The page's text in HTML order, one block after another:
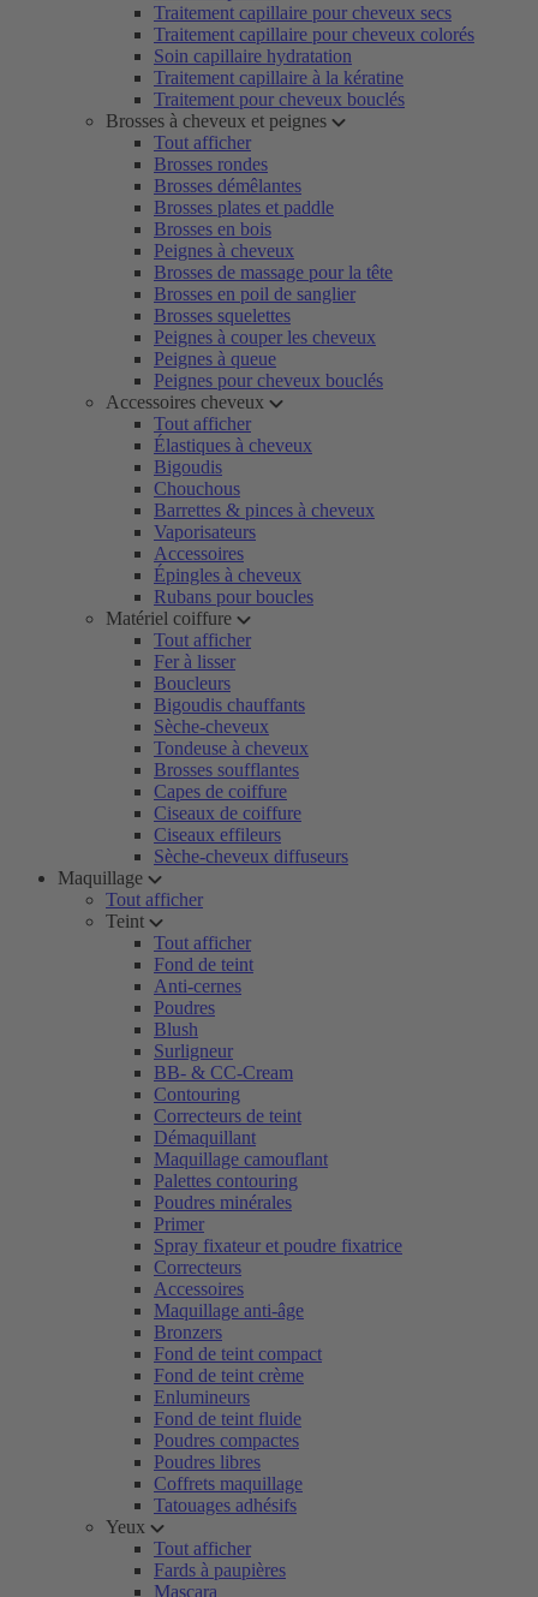
Traitement capillaire pour cheveux secs
Traitement capillaire pour cheveux colorés
Soin capillaire hydratation
Traitement capillaire à la kératine
Traitement pour cheveux bouclés
Brosses à cheveux et peignes
Tout afficher
Brosses rondes
Brosses démêlantes
Brosses plates et paddle
Brosses en bois
Peignes à cheveux
Brosses de massage pour la tête
Brosses en poil de sanglier
Brosses squelettes
Peignes à couper les cheveux
Peignes à queue
Peignes pour cheveux bouclés
Accessoires cheveux
Tout afficher
Élastiques à cheveux
Bigoudis
Chouchous
Barrettes & pinces à cheveux
Vaporisateurs
Accessoires
Épingles à cheveux
Rubans pour boucles
Matériel coiffure
Tout afficher
Fer à lisser
Boucleurs
Bigoudis chauffants
Sèche-cheveux
Tondeuse à cheveux
Brosses soufflantes
Capes de coiffure
Ciseaux de coiffure
Ciseaux effileurs
Sèche-cheveux diffuseurs
Maquillage
Tout afficher
Teint
Tout afficher
Fond de teint
Anti-cernes
Poudres
Blush
Surligneur
BB- & CC-Cream
Contouring
Correcteurs de teint
Démaquillant
Maquillage camouflant
Palettes contouring
Poudres minérales
Primer
Spray fixateur et poudre fixatrice
Correcteurs
Accessoires
Maquillage anti-âge
Bronzers
Fond de teint compact
Fond de teint crème
Enlumineurs
Fond de teint fluide
Poudres compactes
Poudres libres
Coffrets maquillage
Tatouages adhésifs
Yeux
Tout afficher
Fards à paupières
Mascara